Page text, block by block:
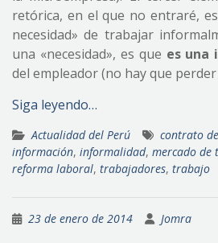
retórica, en el que no entraré,
necesidad» de trabajar
una «necesidad», es que es una
del empleador (no hay que
Siga leyendo…
Actualidad del Perú contrato
información, informalidad, mercado de
reforma laboral, trabajadores, trabajo
23 de enero de 2014 Jomra